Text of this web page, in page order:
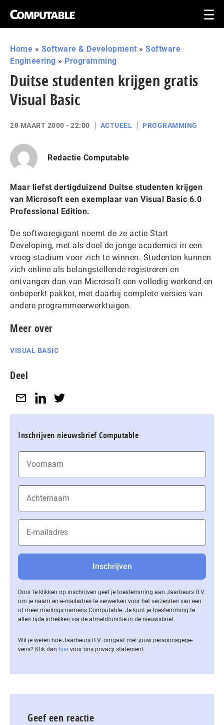
Home » Software & Development » Software
Engineering » Programming
Duitse studenten krijgen gratis
Visual Basic
28 MAART 2000 - 22:00 ACTUEEL PROGRAMMING
Redactie Computable
Maar liefst dertigduizend Duitse studenten krijgen
van Microsoft een exemplaar van Visual Basic 6.0
Professional Edition.
De softwaregigant noemt de ze actie Start
Developing, met als doel de jonge academici in een
vroeg stadium voor zich te winnen. Studenten kunnen
zich online als belangstellende registreren en
ontvangen dan van Microsoft een volledig werkend en
onbeperkt pakket, met daarbij complete versies van
andere programmeerwerktuigen.
Meer over
VISUAL BASIC
Deel
Inschrijven nieuwsbrief Computable
Door te klikken op inschrijven geef je toestemming aan Jaarbeurs B.V.
om je naam en e-mailadres te verwerken voor het verzenden van een
of meer mailings namens Computable. Je kunt je toestemming te
allen tijde intrekken via de af­meld­func­tie in de nieuwsbrief.
Wil je weten hoe Jaarbeurs B.V. omgaat met jouw per­soons­ge­ge­
vens? Klik dan hier voor ons privacy statement.
Geef een reactie